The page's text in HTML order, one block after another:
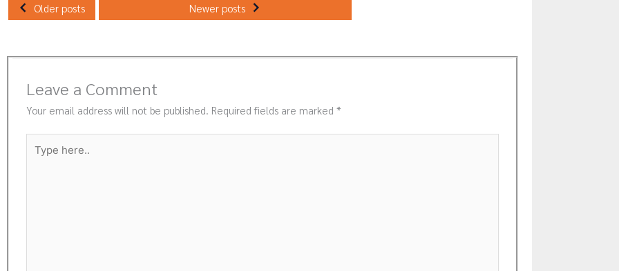
Older posts Newer posts
Leave a Comment
Your email address will not be published. Required fields are marked *
here..